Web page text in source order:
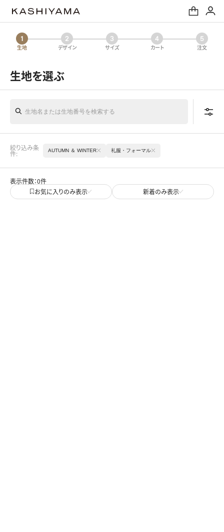
生地 デザイン サイズ カート 注文
生地を選ぶ
絞り込み条
件: AUTUMN ＆ WINTER 礼服・フォーマル
表示件数：0件
お気に入りのみ表示
新着のみ表示